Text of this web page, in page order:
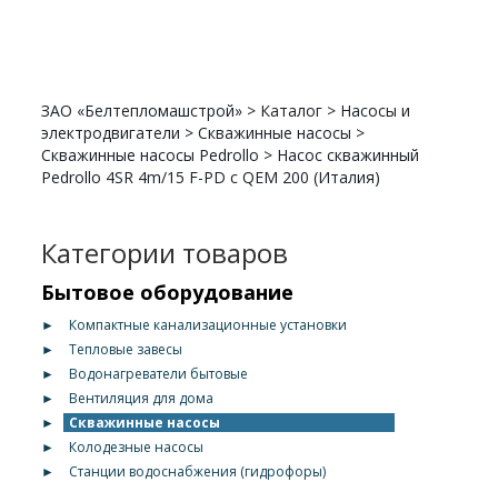
ЗАО «Белтепломашстрой» > Каталог > Насосы и
электродвигатели >Скважинные насосы >
Скважинные насосы Pedrollo > Насос скважинный
Pedrollo 4SR 4m/15 F-PD с QEM 200 (Италия)
Категории товаров
Бытовое оборудование
►
Компактные канализационные установки
►
Тепловые завесы
►
Водонагреватели бытовые
►
Вентиляция для дома
►
Скважинные насосы
►
Колодезные насосы
►
Станции водоснабжения (гидрофоры)